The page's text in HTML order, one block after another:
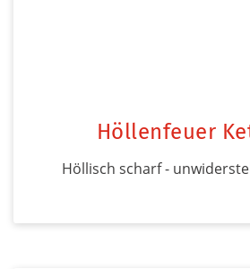
Höllenfeuer
Höllisch scharf -